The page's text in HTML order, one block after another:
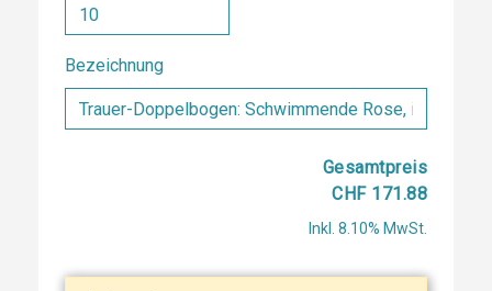
Bezeichnung
Gesamtpreis
CHF 171.88
Inkl. 8.10% MwSt.